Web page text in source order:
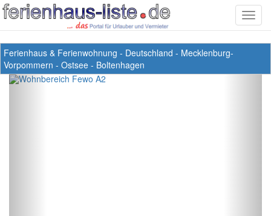
Ferienhaus & Ferienwohnung - Deutschland - Mecklenburg-
Vorpommern - Ostsee - Boltenhagen